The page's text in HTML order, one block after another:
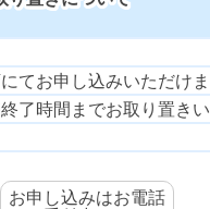
てお申し込みいただけま
了時間までお取り置き
お申し込みはお電話